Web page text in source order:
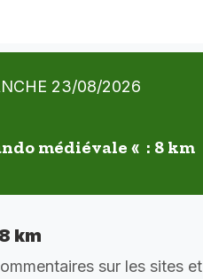
23/08/2026
médiévale « : 8 km
km
sur les sites et